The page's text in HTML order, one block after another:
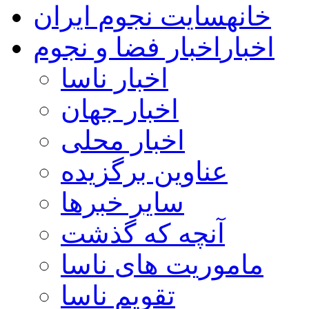
خانهسایت نجوم ایران
اخبار اخبار فضا و نجوم
اخبار ناسا
اخبار جهان
اخبار محلی
عناوین برگزیده
سایر خبرها
آنچه که گذشت
ماموریت های ناسا
تقویم ناسا